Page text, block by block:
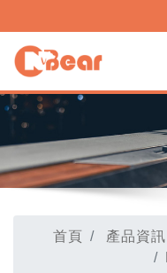
首頁 產品資訊